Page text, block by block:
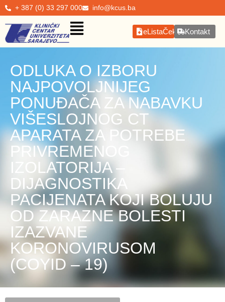
+ 387 (0) 33 297 000 info@kcus.ba
eListaČekanjaKontakt
ODLUKA O IZBORU
NAJPOVOLJNIJEG
PONUĐAČA ZA NABAVKU
VIŠESLOJNOG CT
APARATA ZA POTREBE
PRIVREMENOG
IZOLATORIJA –
DIJAGNOSTIKA
PACIJENATA KOJI BOLUJU
OD ZARAZNE BOLESTI
IZAZVANE
KORONOVIRUSOM
(COYID – 19)